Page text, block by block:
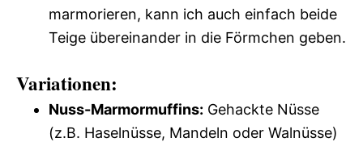
marmorieren, kann ich auch einfach beide
Teige übereinander in die Förmchen geben.
Variationen:
Nuss-Marmormuffins: Gehackte Nüsse
(z.B. Haselnüsse, Mandeln oder Walnüsse)